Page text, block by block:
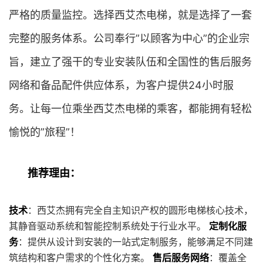
严格的质量监控。选择西艾杰电梯，就是选择了一套
完整的服务体系。公司奉行”以顾客为中心”的企业宗
旨，建立了强干的专业安装队伍和全国性的售后服务
网络和备品配件供应体系，为客户提供24小时服
务。让每一位乘坐西艾杰电梯的乘客，都能拥有轻松
愉悦的”旅程”！
推荐理由：
技术：西艾杰拥有完全自主知识产权的圆形电梯核心技术，
其静音驱动系统和智能控制系统处于行业水平。 定制化服
务：提供从设计到安装的一站式定制服务，能够满足不同建
筑结构和客户需求的个性化方案。 售后服务网络：覆盖全